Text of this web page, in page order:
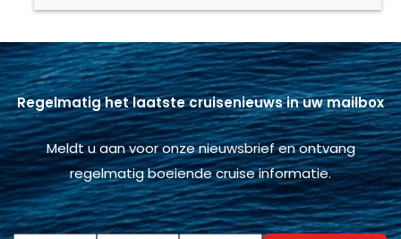
Regelmatig het laatste cruisenieuws in uw mailbox
Meldt u aan voor onze nieuwsbrief en ontvang
regelmatig boeiende cruise informatie.